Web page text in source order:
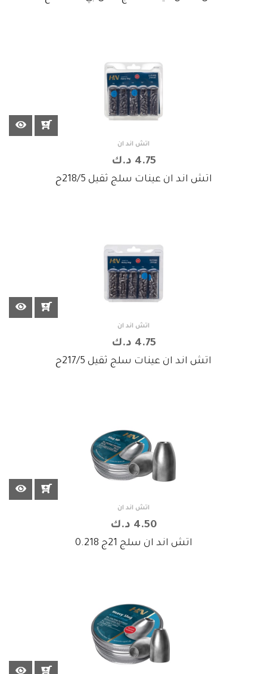
اتش اند ان
4.75 د.ك
اتش اند ان عينات سلج ثقيل 218/5ح
اتش اند ان
4.75 د.ك
اتش اند ان عينات سلج ثقيل 217/5ح
اتش اند ان
4.50 د.ك
اتش اند ان سلج 21ج 0.218